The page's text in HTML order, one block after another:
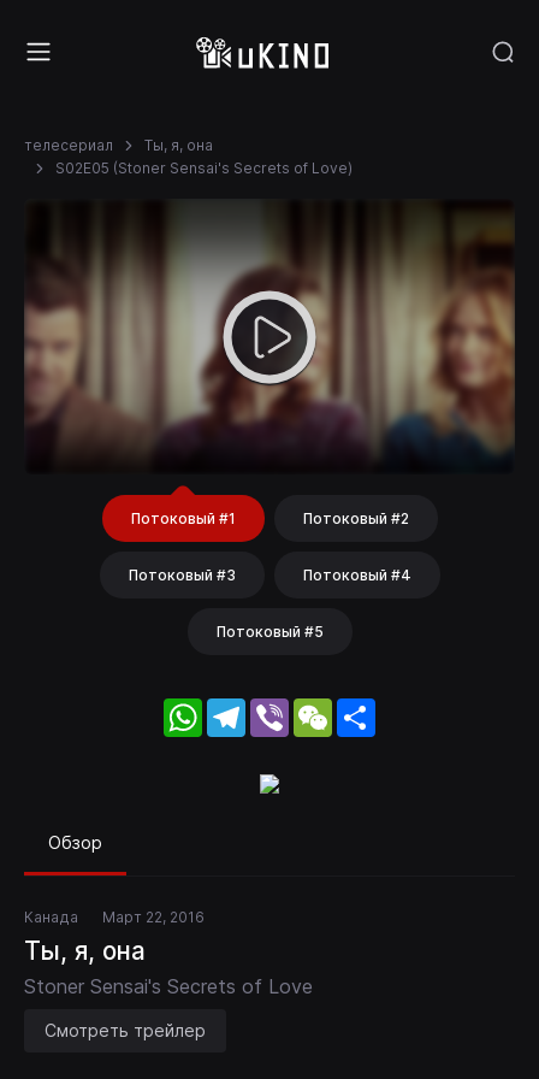
телесериал
Ты, я, она
S02E05 (Stoner Sensai's Secrets of Love)
Потоковый #1 Потоковый #2
Потоковый #3 Потоковый #4
Потоковый #5
WhatsApp
Telegram
Viber WeChat
Обзор
Канада Март 22, 2016
Ты, я, она
Stoner Sensai's Secrets of Love
Смотреть трейлер